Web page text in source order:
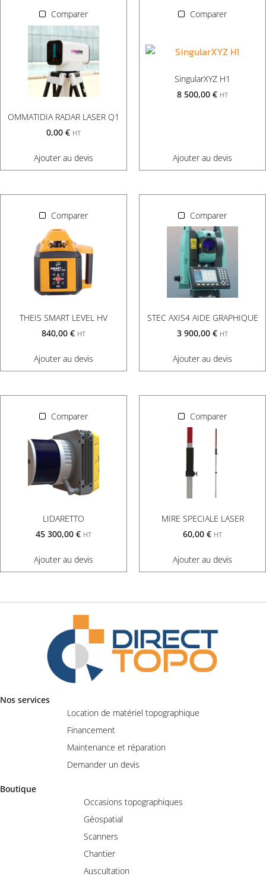
Comparer
OMMATIDIA RADAR LASER Q1
0,00 € HT
Ajouter au devis
Comparer
SingularXYZ H1
8 500,00 € HT
Ajouter au devis
Comparer
THEIS SMART LEVEL HV
840,00 € HT
Ajouter au devis
Comparer
STEC AXIS4 AIDE GRAPHIQUE
3 900,00 € HT
Ajouter au devis
Comparer
LIDARETTO
45 300,00 € HT
Ajouter au devis
Comparer
MIRE SPECIALE LASER
60,00 € HT
Ajouter au devis
Nos services
Location de matériel topographique
Financement
Maintenance et réparation
Demander un devis
Boutique
Occasions topographiques
Géospatial
Scanners
Chantier
Auscultation